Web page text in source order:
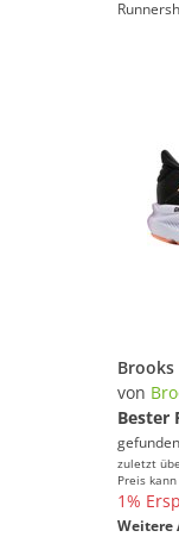
Brooks
von
Bester
zuletzt
Preis
1%
Weitere